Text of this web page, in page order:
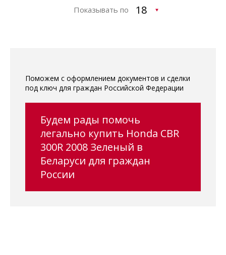
Показывать по
Поможем с оформлением документов и сделки
под ключ для граждан Российской Федерации
Будем рады помочь
легально купить Honda CBR
300R 2008 Зеленый в
Беларуси для граждан
России